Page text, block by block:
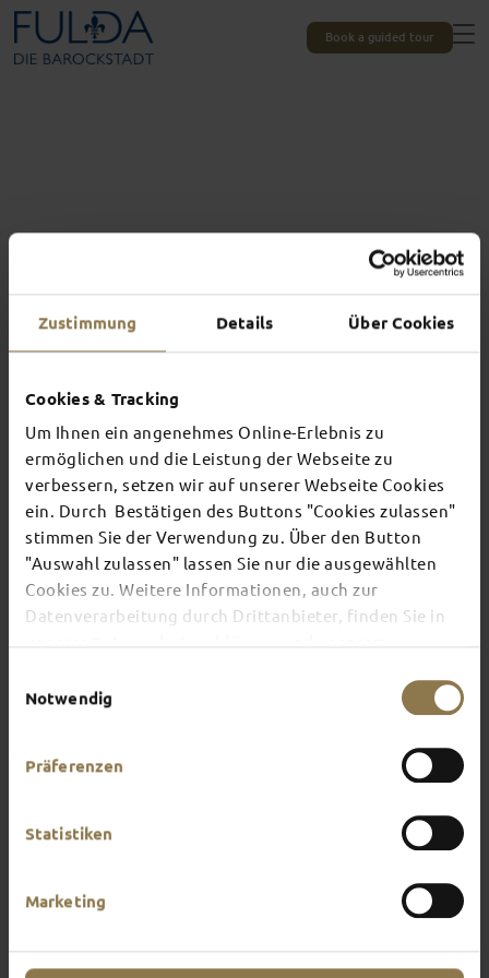
Zustimmung Details Über Cookies
Cookies & Tracking
Um Ihnen ein angenehmes Online-Erlebnis zu
ermöglichen und die Leistung der Webseite zu
verbessern, setzen wir auf unserer Webseite Cookies
ein. Durch Bestätigen des Buttons "Cookies zulassen"
stimmen Sie der Verwendung zu. Über den Button
"Auswahl zulassen" lassen Sie nur die ausgewählten
Cookies zu. Weitere Informationen, auch zur
Datenverarbeitung durch Drittanbieter, finden Sie in
Notwendig
Präferenzen
Statistiken
Marketing
Book a guided tour
Experiences unique to Fulda
TOP EVENTS
There's always something going on in Fulda:
whether it's a concert, a musical, a fun-filled
guided tour or a theatre performance – this is the
place to discover the current events and